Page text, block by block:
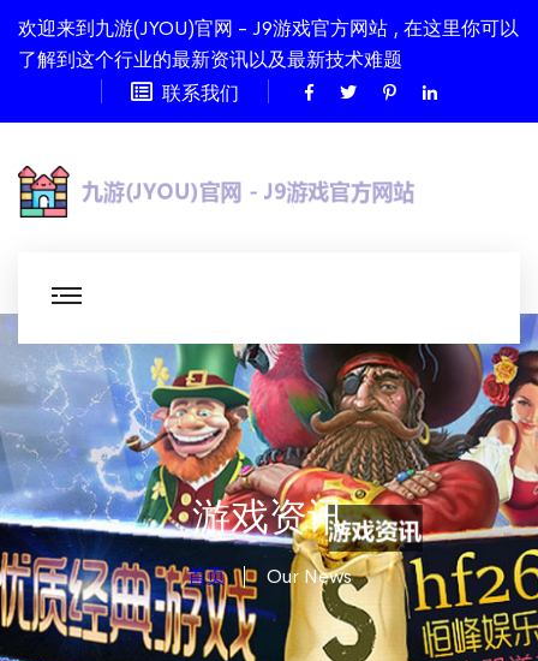
欢迎来到九游(JYOU)官网 - J9游戏官方网站 , 在这里你可以
了解到这个行业的最新资讯以及最新技术难题
联系我们
游戏资讯
首页 Our News